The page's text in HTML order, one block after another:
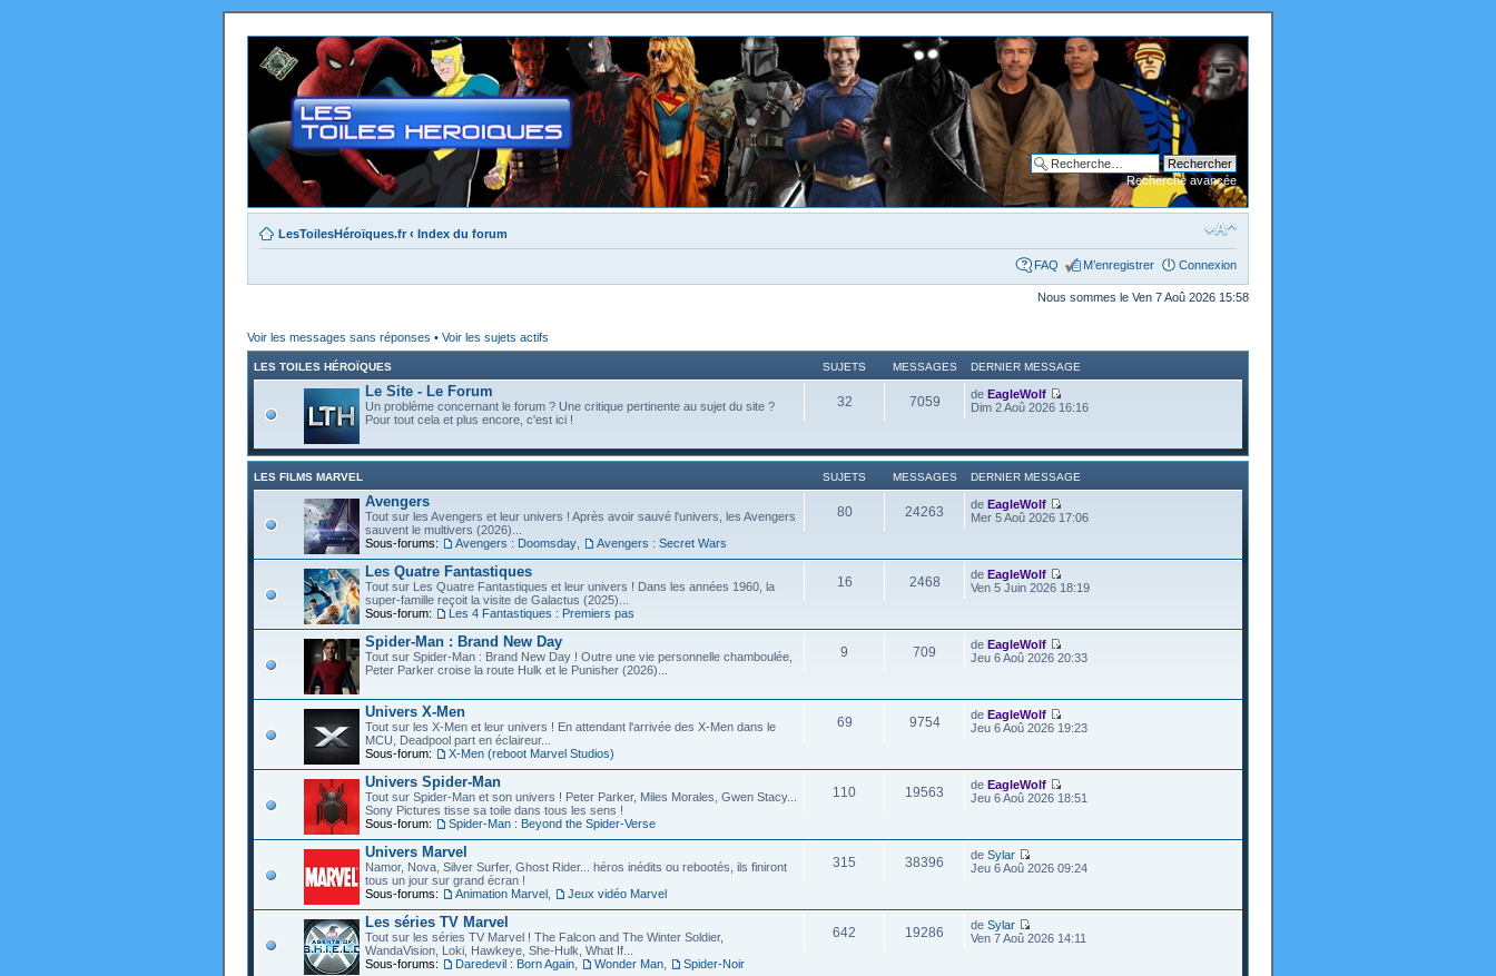
Recherche avancée
LesToilesHéroïques.fr ‹ Index du forum
FAQ M’enregistrer Connexion
Nous sommes le Ven 7 Aoû 2026 15:58
Voir les messages sans réponses • Voir les sujets actifs
LES TOILES HÉROÏQUES SUJETS MESSAGES DERNIER MESSAGE
Le Site - Le Forum
Un problème concernant le forum ? Une critique pertinente au sujet du site ?
Pour tout cela et plus encore, c'est ici !
32 7059 deEagleWolf
Dim 2 Aoû 2026 16:16
LES FILMS MARVEL SUJETS MESSAGES DERNIER MESSAGE
Avengers
Tout sur les Avengers et leur univers ! Après avoir sauvé l'univers, les Avengers
sauvent le multivers (2026)...
Sous-forums:
Avengers : Doomsday Avengers : Secret Wars
80 24263 deEagleWolf
Mer 5 Aoû 2026 17:06
Les Quatre Fantastiques
Tout sur Les Quatre Fantastiques et leur univers ! Dans les années 1960, la
super-famille reçoit la visite de Galactus (2025)...
Sous-forum:
Les 4 Fantastiques : Premiers pas
16 2468 deEagleWolf
Ven 5 Juin 2026 18:19
Spider-Man : Brand New Day
Tout sur Spider-Man : Brand New Day ! Outre une vie personnelle chamboulée,
Peter Parker croise la route Hulk et le Punisher (2026)...
9 709 deEagleWolf
Jeu 6 Aoû 2026 20:33
Univers X-Men
Tout sur les X-Men et leur univers ! En attendant l'arrivée des X-Men dans le
MCU, Deadpool part en éclaireur...
Sous-forum:
X-Men (reboot Marvel Studios)
69 9754 deEagleWolf
Jeu 6 Aoû 2026 19:23
Univers Spider-Man
Tout sur Spider-Man et son univers ! Peter Parker, Miles Morales, Gwen Stacy...
Sony Pictures tisse sa toile dans tous les sens !
Sous-forum:
Spider-Man : Beyond the Spider-Verse
110 19563 deEagleWolf
Jeu 6 Aoû 2026 18:51
Univers Marvel
Namor, Nova, Silver Surfer, Ghost Rider... héros inédits ou rebootés, ils finiront
tous un jour sur grand écran !
Sous-forums:
Animation Marvel Jeux vidéo Marvel
315 38396 deSylar
Jeu 6 Aoû 2026 09:24
Les séries TV Marvel
Tout sur les séries TV Marvel ! The Falcon and The Winter Soldier,
WandaVision, Loki, Hawkeye, She-Hulk, What If...
Sous-forums:
Daredevil : Born Again Wonder Man Spider-Noir
642 19286 deSylar
Ven 7 Aoû 2026 14:11